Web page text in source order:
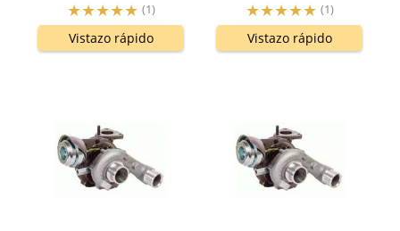
(1)
Vistazo rápido
(1)
Vistazo rápido